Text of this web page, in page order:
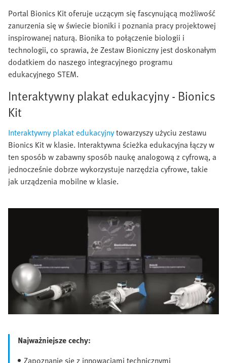
Portal Bionics Kit oferuje uczącym się fascynującą możliwość
zanurzenia się w świecie bioniki i poznania pracy projektowej
inspirowanej naturą. Bionika to połączenie biologii i
technologii, co sprawia, że Zestaw Bioniczny jest doskonałym
dodatkiem do naszego integracyjnego programu
edukacyjnego STEM.
Interaktywny plakat edukacyjny - Bionics
Kit
Interaktywny plakat edukacyjnytowarzyszy użyciu zestawu
Bionics Kit w klasie. Interaktywna ścieżka edukacyjna łączy w
ten sposób w zabawny sposób naukę analogową z cyfrową, a
jednocześnie dobrze wykorzystuje narzędzia cyfrowe, takie
jak urządzenia mobilne w klasie.
Najważniejsze cechy:
Zapoznanie się z innowacjami technicznymi